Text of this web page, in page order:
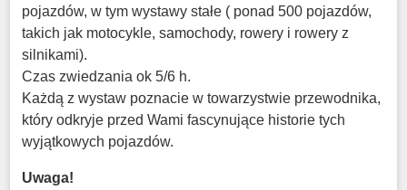
pojazdów, w tym wystawy stałe ( ponad 500 pojazdów,
takich jak motocykle, samochody, rowery i rowery z
silnikami).
Czas zwiedzania ok 5/6 h.
Każdą z wystaw poznacie w towarzystwie przewodnika,
który odkryje przed Wami fascynujące historie tych
wyjątkowych pojazdów.
Uwaga!